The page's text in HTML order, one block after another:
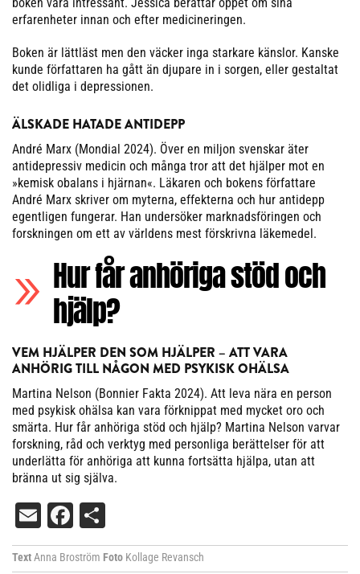
boken vara intressant. Jessica berättar öppet om sina
erfarenheter innan och efter medicineringen.
Boken är lättläst men den väcker inga starkare känslor. Kanske
kunde författaren ha gått än djupare in i sorgen, eller gestaltat
det olidliga i depressionen.
ÄLSKADE HATADE ANTIDEPP
André Marx (Mondial 2024). Över en miljon svenskar äter
antidepressiv medicin och många tror att det hjälper mot en
»kemisk obalans i hjärnan«. Läkaren och bokens författare
André Marx skriver om myterna, effekterna och hur antidepp
egentligen fungerar. Han undersöker marknadsföringen och
forskningen om ett av världens mest förskrivna läkemedel.
Hur får anhöriga stöd och
hjälp?
VEM HJÄLPER DEN SOM HJÄLPER – ATT VARA
ANHÖRIG TILL NÅGON MED PSYKISK OHÄLSA
Martina Nelson (Bonnier Fakta 2024). Att leva nära en person
med psykisk ohälsa kan vara förknippat med mycket oro och
smärta. Hur får anhöriga stöd och hjälp? Martina Nelson varvar
forskning, råd och verktyg med personliga berättelser för att
underlätta för anhöriga att kunna fortsätta hjälpa, utan att
bränna ut sig själva.
EmailFacebook
TextAnna Broström Foto Kollage Revansch